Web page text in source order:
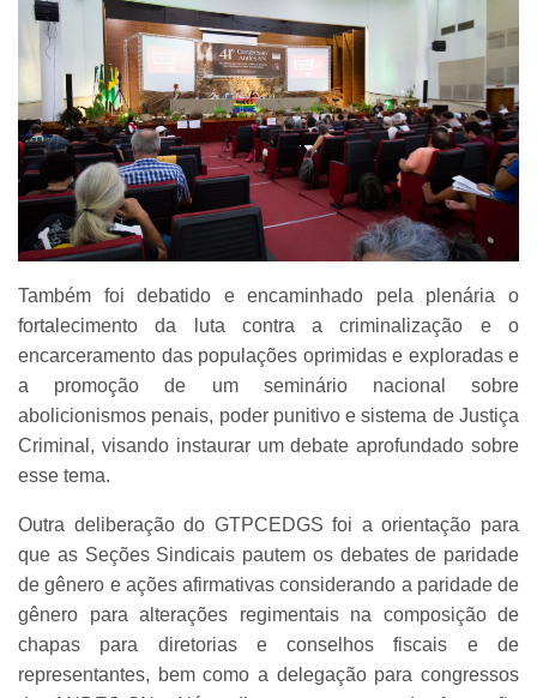
Também foi debatido e encaminhado pela plenária o
fortalecimento da luta contra a criminalização e o
encarceramento das populações oprimidas e exploradas e
a promoção de um seminário nacional sobre
abolicionismos penais, poder punitivo e sistema de Justiça
Criminal, visando instaurar um debate aprofundado sobre
esse tema.
Outra deliberação do GTPCEDGS foi a orientação para
que as Seções Sindicais pautem os debates de paridade
de gênero e ações afirmativas considerando a paridade de
gênero para alterações regimentais na composição de
chapas para diretorias e conselhos fiscais e de
representantes, bem como a delegação para congressos